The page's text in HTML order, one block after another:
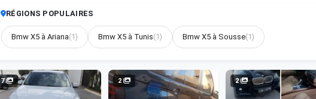
RÉGIONS POPULAIRES
Bmw X5 à Ariana(1) Bmw X5 à Tunis(1) Bmw X5 à Sousse(1)
7 2 2